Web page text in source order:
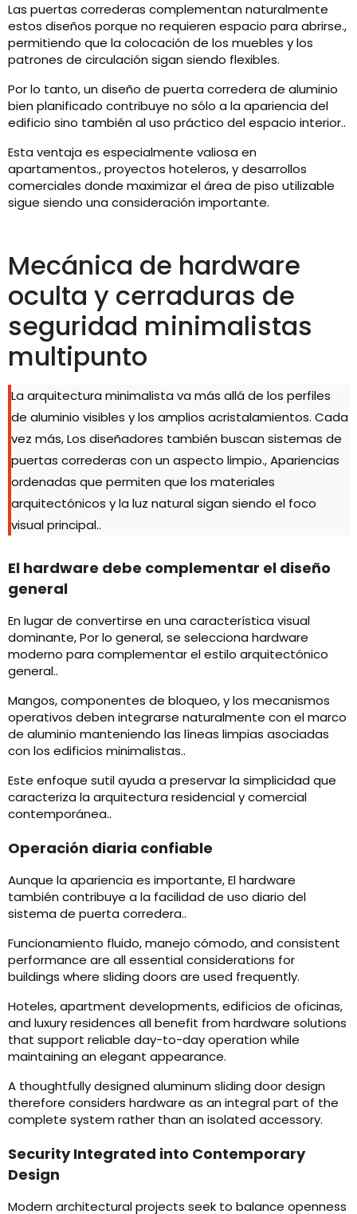
Las puertas correderas complementan naturalmente
estos diseños porque no requieren espacio para abrirse.,
permitiendo que la colocación de los muebles y los
patrones de circulación sigan siendo flexibles.
Por lo tanto, un diseño de puerta corredera de aluminio
bien planificado contribuye no sólo a la apariencia del
edificio sino también al uso práctico del espacio interior..
Esta ventaja es especialmente valiosa en
apartamentos., proyectos hoteleros, y desarrollos
comerciales donde maximizar el área de piso utilizable
sigue siendo una consideración importante.
Mecánica de hardware
oculta y cerraduras de
seguridad minimalistas
multipunto
La arquitectura minimalista va más allá de los perfiles
de aluminio visibles y los amplios acristalamientos. Cada
vez más, Los diseñadores también buscan sistemas de
puertas correderas con un aspecto limpio., Apariencias
ordenadas que permiten que los materiales
arquitectónicos y la luz natural sigan siendo el foco
visual principal..
El hardware debe complementar el diseño
general
En lugar de convertirse en una característica visual
dominante, Por lo general, se selecciona hardware
moderno para complementar el estilo arquitectónico
general..
Mangos, componentes de bloqueo, y los mecanismos
operativos deben integrarse naturalmente con el marco
de aluminio manteniendo las líneas limpias asociadas
con los edificios minimalistas..
Este enfoque sutil ayuda a preservar la simplicidad que
caracteriza la arquitectura residencial y comercial
contemporánea..
Operación diaria confiable
Aunque la apariencia es importante, El hardware
también contribuye a la facilidad de uso diario del
sistema de puerta corredera..
Funcionamiento fluido, manejo cómodo,and consistent
performance are all essential considerations for
buildings where sliding doors are used frequently.
Hoteles,apartment developments, edificios de oficinas,
and luxury residences all benefit from hardware solutions
that support reliable day-to-day operation while
maintaining an elegant appearance.
A thoughtfully designed aluminum sliding door design
therefore considers hardware as an integral part of the
complete system rather than an isolated accessory.
Security Integrated into Contemporary
Design
Modern architectural projects seek to balance openness